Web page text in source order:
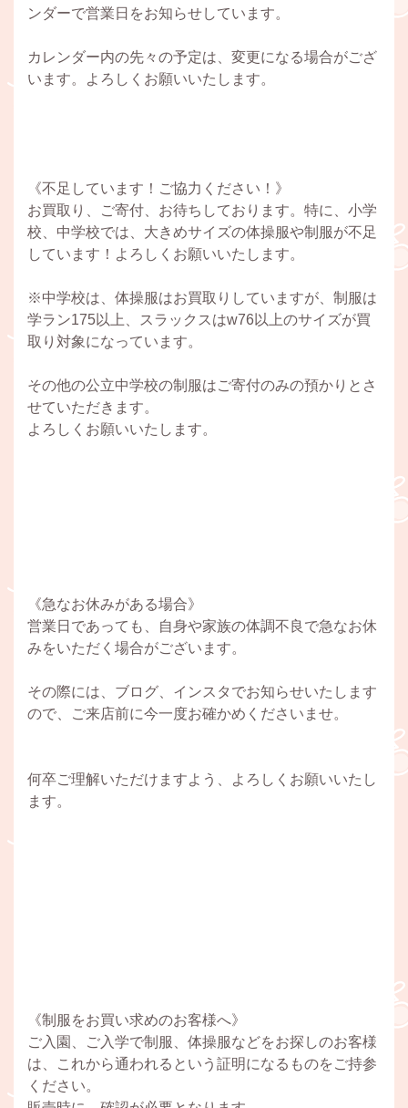
ンダーで営業日をお知らせしています。
カレンダー内の先々の予定は、変更になる場合がござ
います。よろしくお願いいたします。
《不足しています！ご協力ください！》
お買取り、ご寄付、お待ちしております。特に、小学
校、中学校では、大きめサイズの体操服や制服が不足
しています！よろしくお願いいたします。
※中学校は、体操服はお買取りしていますが、制服は
学ラン175以上、スラックスはw76以上のサイズが買
取り対象になっています。
その他の公立中学校の制服はご寄付のみの預かりとさ
せていただきます。
よろしくお願いいたします。
《急なお休みがある場合》
営業日であっても、自身や家族の体調不良で急なお休
みをいただく場合がございます。
その際には、ブログ、インスタでお知らせいたします
ので、ご来店前に今一度お確かめくださいませ。
何卒ご理解いただけますよう、よろしくお願いいたし
ます。
《制服をお買い求めのお客様へ》
ご入園、ご入学で制服、体操服などをお探しのお客様
は、これから通われるという証明になるものをご持参
ください。